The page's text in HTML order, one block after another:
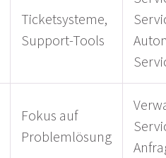
Ticketsysteme,
Support-Tools
Fokus auf
Problemlösung